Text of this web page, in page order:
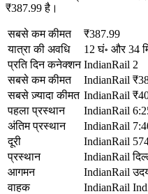
₹387.99 है।
सबसे कम कीमत
₹387.99
यात्रा की अवधि
12 घं॰ और 34
प्रति दिन कनेक्शन IndianRail 2
सबसे कम कीमत
IndianRail
सबसे ज़्यादा कीमत IndianRail
पहला प्रस्थान
IndianRail
अंतिम प्रस्थान
IndianRail
दूरी
IndianRail
प्रस्थान
IndianRail
आगमन
IndianRail
वाहक
IndianRail